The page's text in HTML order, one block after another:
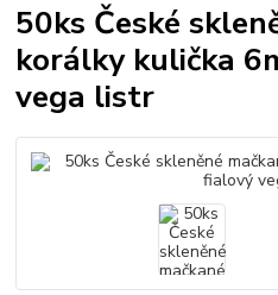
50ks České
korálky kulička
vega listr